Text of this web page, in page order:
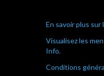
En savoir plus sur
Visualisez les
Info.
Conditions